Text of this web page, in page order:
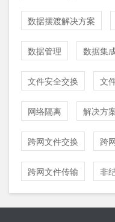
数据摆渡解决方案
数据管理 数据集
文件安全交换 文
网络隔离 解决方
跨网文件交换 跨
跨网文件传输 非